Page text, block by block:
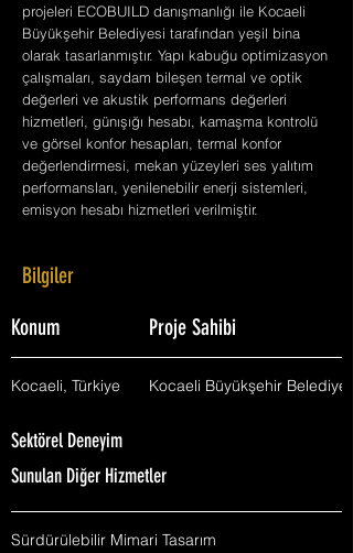
projeleri ECOBUILD danışmanlığı ile Kocaeli
Büyükşehir Belediyesi tarafından yeşil bina
olarak tasarlanmıştır. Yapı kabuğu optimizasyon
çalışmaları, saydam bileşen termal ve optik
değerleri ve akustik performans değerleri
hizmetleri, günışığı hesabı, kamaşma kontrolü
ve görsel konfor hesapları, termal konfor
değerlendirmesi, mekan yüzeyleri ses yalıtım
performansları, yenilenebilir enerji sistemleri,
emisyon hesabı hizmetleri verilmiştir.
Bilgiler
Konum Proje Sahibi
Kocaeli, Türkiye Kocaeli Büyükşehir Belediyesi
Sektörel Deneyim
Sunulan Diğer Hizmetler
Sürdürülebilir Mimari Tasarım